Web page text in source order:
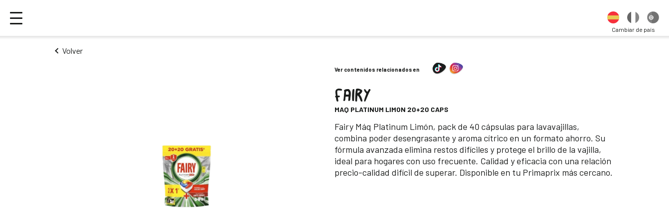
Cambiar de país
Volver
Ver contenidos relacionados en
FAIRY-
MAQ PLATINUM LIMON 20+20 CAPS
Descripción
Fairy Máq Platinum Limón, pack de 40 cápsulas para lavavajillas,
combina poder desengrasante y aroma cítrico en un formato ahorro. Su
fórmula avanzada elimina restos difíciles y protege el brillo de la vajilla,
ideal para hogares con uso frecuente. Calidad y eficacia con una relación
precio-calidad difícil de superar. Disponible en tu Primaprix más cercano.